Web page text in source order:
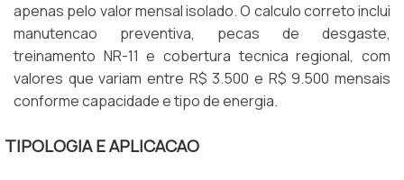
apenas pelo valor mensal isolado. O calculo correto inclui
manutencao preventiva, pecas de desgaste,
treinamento NR-11 e cobertura tecnica regional, com
valores que variam entre R$ 3.500 e R$ 9.500 mensais
conforme capacidade e tipo de energia.
TIPOLOGIA E APLICACAO